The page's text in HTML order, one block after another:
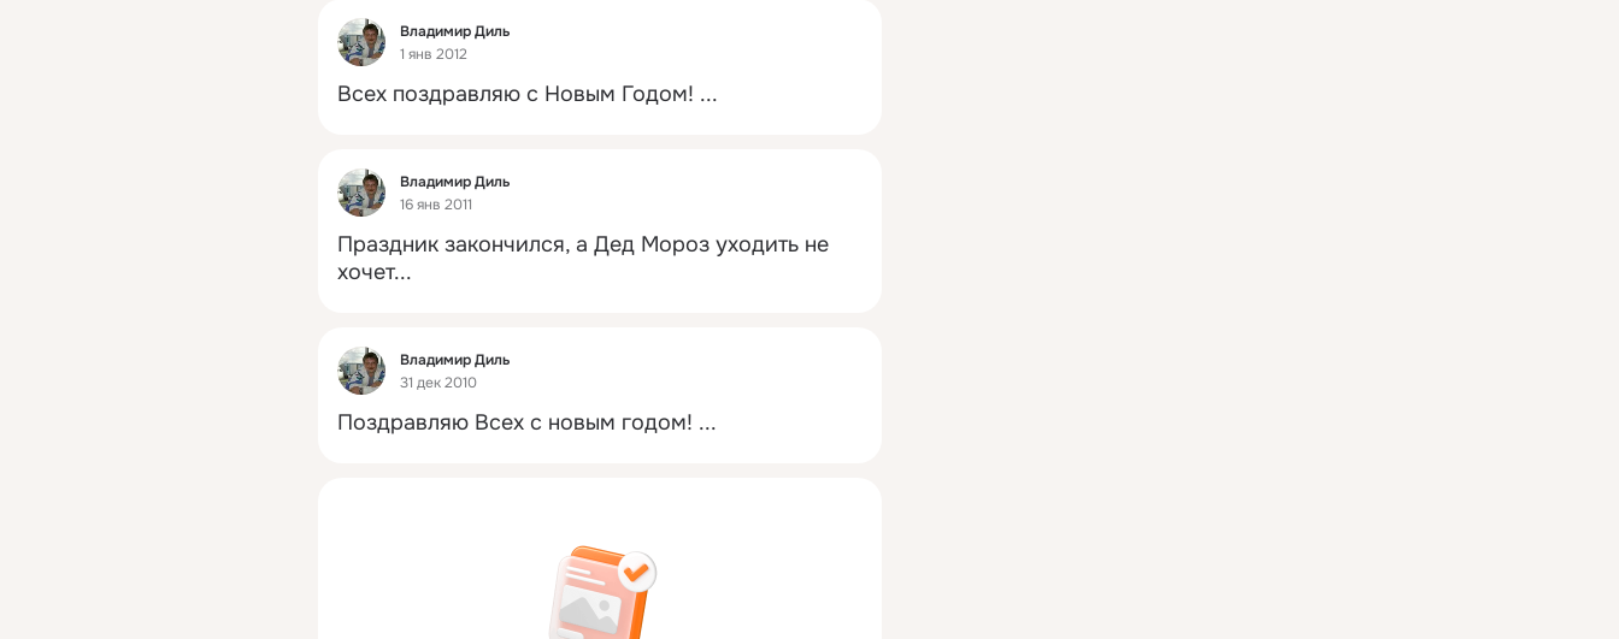
Фид
Владимир Диль
1 янв 2012
Всех поздравляю с Новым Годом! ...
Фид
Владимир Диль
16 янв 2011
Праздник закончился, а Дед Мороз уходить не
хочет...
Фид
Владимир Диль
31 дек 2010
Поздравляю Всех с новым годом! ...